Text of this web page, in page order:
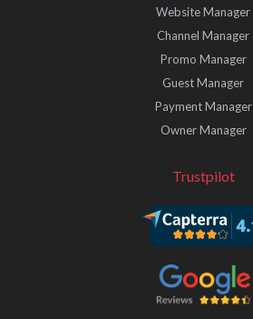
Website Manager
Channel Manager
Promo Manager
Guest Manager
Payment Manager
Owner Manager
Trustpilot